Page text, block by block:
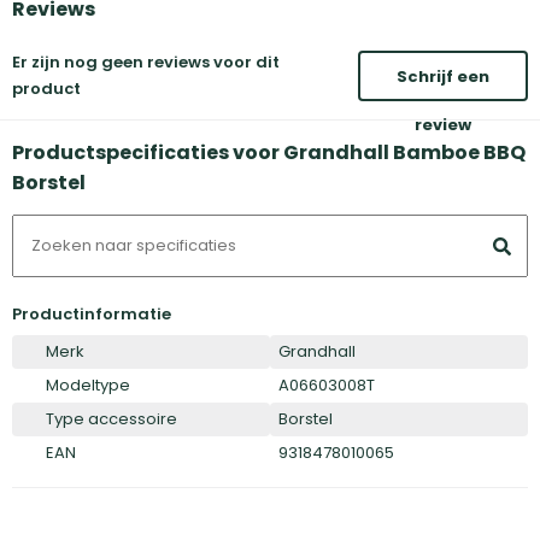
Reviews
Er zijn nog geen reviews voor dit
product
Schrijf een
review
Productspecificaties voor Grandhall Bamboe BBQ
Borstel
Productinformatie
Merk
Grandhall
Modeltype
A06603008T
Type accessoire
Borstel
EAN
9318478010065